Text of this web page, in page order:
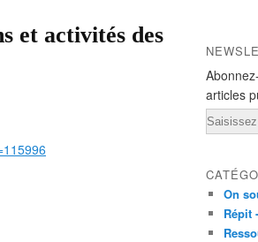
et activités des
articles
Email
On
Répit